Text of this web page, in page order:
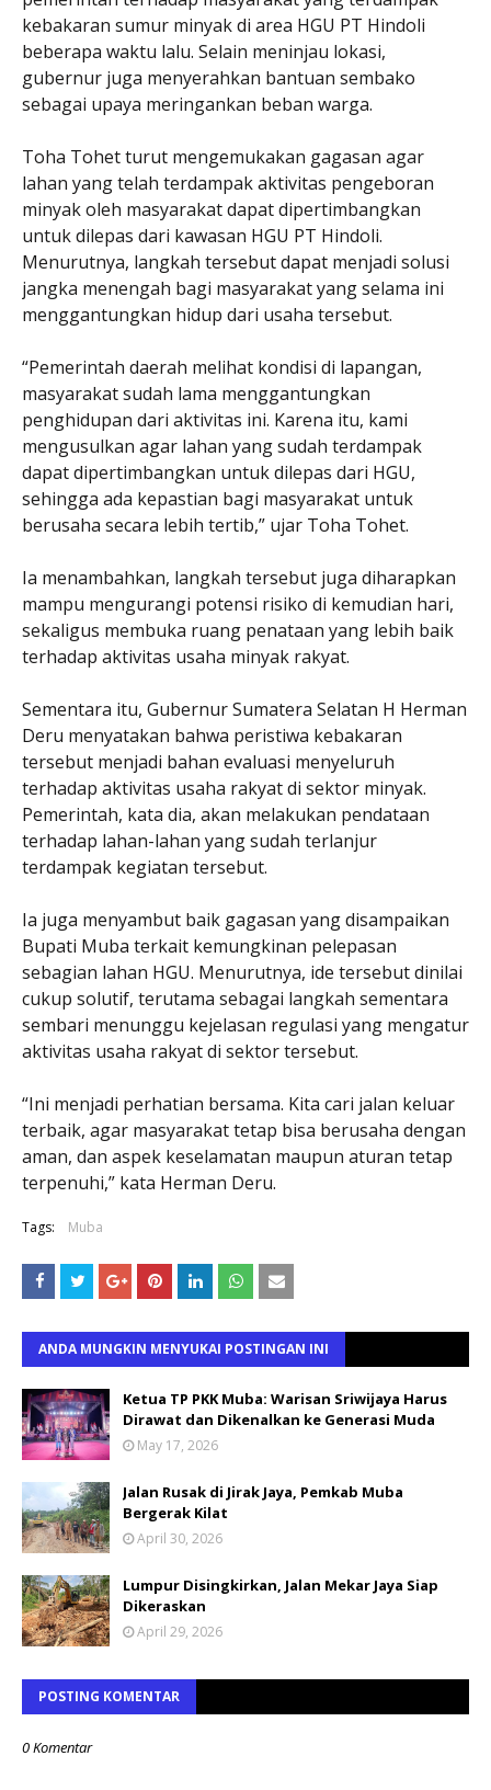
kebakaran sumur minyak di area HGU PT Hindoli
beberapa waktu lalu. Selain meninjau lokasi,
gubernur juga menyerahkan bantuan sembako
sebagai upaya meringankan beban warga.
Toha Tohet turut mengemukakan gagasan agar
lahan yang telah terdampak aktivitas pengeboran
minyak oleh masyarakat dapat dipertimbangkan
untuk dilepas dari kawasan HGU PT Hindoli.
Menurutnya, langkah tersebut dapat menjadi solusi
jangka menengah bagi masyarakat yang selama ini
menggantungkan hidup dari usaha tersebut.
“Pemerintah daerah melihat kondisi di lapangan,
masyarakat sudah lama menggantungkan
penghidupan dari aktivitas ini. Karena itu, kami
mengusulkan agar lahan yang sudah terdampak
dapat dipertimbangkan untuk dilepas dari HGU,
sehingga ada kepastian bagi masyarakat untuk
berusaha secara lebih tertib,” ujar Toha Tohet.
Ia menambahkan, langkah tersebut juga diharapkan
mampu mengurangi potensi risiko di kemudian hari,
sekaligus membuka ruang penataan yang lebih baik
terhadap aktivitas usaha minyak rakyat.
Sementara itu, Gubernur Sumatera Selatan H Herman
Deru menyatakan bahwa peristiwa kebakaran
tersebut menjadi bahan evaluasi menyeluruh
terhadap aktivitas usaha rakyat di sektor minyak.
Pemerintah, kata dia, akan melakukan pendataan
terhadap lahan-lahan yang sudah terlanjur
terdampak kegiatan tersebut.
Ia juga menyambut baik gagasan yang disampaikan
Bupati Muba terkait kemungkinan pelepasan
sebagian lahan HGU. Menurutnya, ide tersebut dinilai
cukup solutif, terutama sebagai langkah sementara
sembari menunggu kejelasan regulasi yang mengatur
aktivitas usaha rakyat di sektor tersebut.
“Ini menjadi perhatian bersama. Kita cari jalan keluar
terbaik, agar masyarakat tetap bisa berusaha dengan
aman, dan aspek keselamatan maupun aturan tetap
terpenuhi,” kata Herman Deru.
Tags: Muba
ANDA MUNGKIN MENYUKAI POSTINGAN INI
Ketua TP PKK Muba: Warisan Sriwijaya Harus
Dirawat dan Dikenalkan ke Generasi Muda
May 17, 2026
Jalan Rusak di Jirak Jaya, Pemkab Muba
Bergerak Kilat
April 30, 2026
Lumpur Disingkirkan, Jalan Mekar Jaya Siap
Dikeraskan
April 29, 2026
POSTING KOMENTAR
0 Komentar